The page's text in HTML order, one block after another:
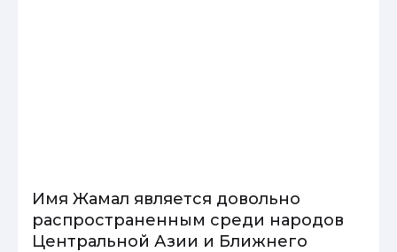
Имя Жамал является довольно
распространенным среди народов
Центральной Азии и Ближнего